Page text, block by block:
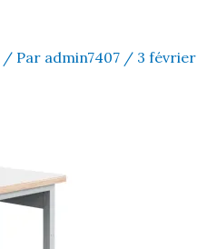
/ Par admin7407 / 3 février